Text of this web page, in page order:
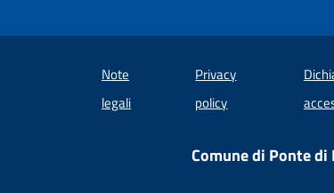
Note
legali
Privacy
policy
Comune di Ponte di